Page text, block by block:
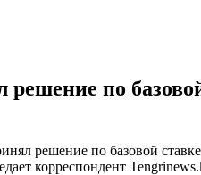
по
решение по базовой
корреспондент